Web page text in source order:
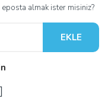
almak ister misiniz?
EKLE